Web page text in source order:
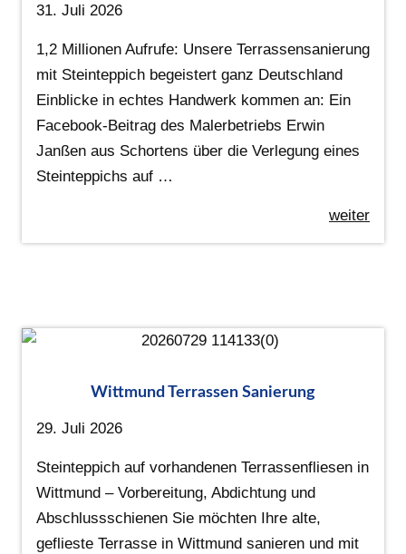
31. Juli 2026
1,2 Millionen Aufrufe: Unsere Terrassensanierung
mit Steinteppich begeistert ganz Deutschland
Einblicke in echtes Handwerk kommen an: Ein
Facebook-Beitrag des Malerbetriebs Erwin
Janßen aus Schortens über die Verlegung eines
Steinteppichs auf …
weiter
Wittmund Terrassen Sanierung
29. Juli 2026
Steinteppich auf vorhandenen Terrassenfliesen in
Wittmund – Vorbereitung, Abdichtung und
Abschlussschienen Sie möchten Ihre alte,
geflieste Terrasse in Wittmund sanieren und mit